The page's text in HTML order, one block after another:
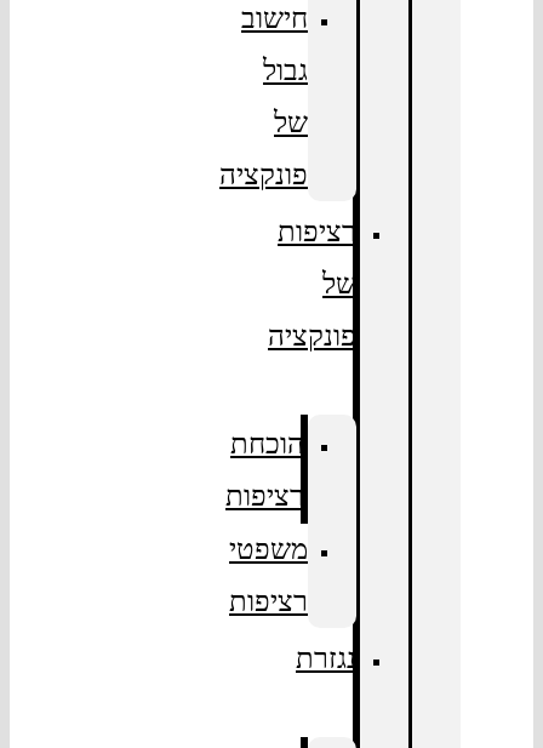
חישוב
פונקציה
רציפות
פונקציה
הוכחת
רציפות
משפטי
רציפות
נגזרת